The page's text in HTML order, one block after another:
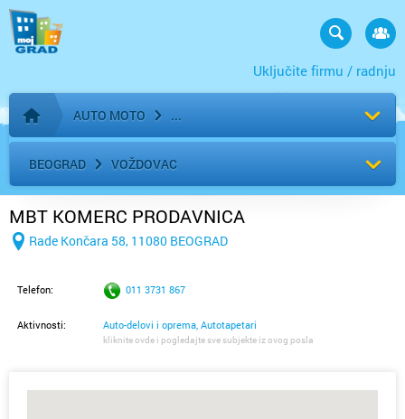
Uključite firmu / radnju
Početna stranica
AUTO MOTO
BEOGRAD VOŽDOVAC
MBT KOMERC PRODAVNICA
Rade Končara 58, 11080 BEOGRAD
Telefon: 011 3731 867
Aktivnosti: Auto-delovi i oprema, Autotapetari
kliknite ovde i pogledajte sve subjekte iz ovog posla